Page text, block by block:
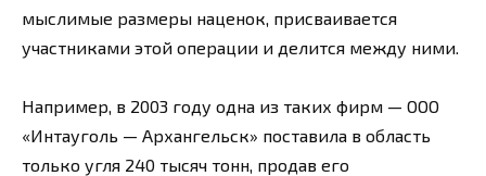
мыслимые размеры наценок, присваивается
участниками этой операции и делится между ними.
Например, в 2003 году одна из таких фирм — ООО
«Интауголь — Архангельск» поставила в область
только угля 240 тысяч тонн, продав его